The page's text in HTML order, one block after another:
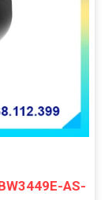
AS-